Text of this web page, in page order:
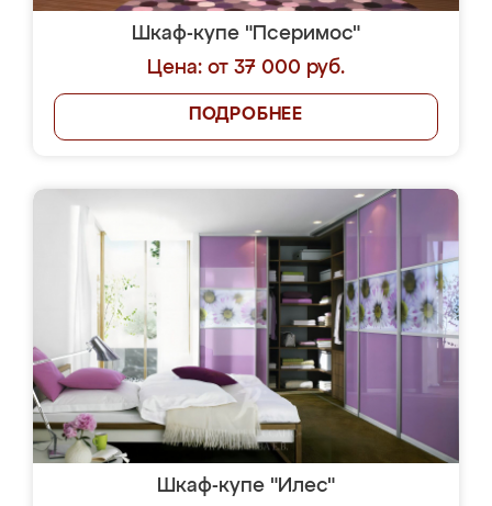
Шкаф-купе "Псеримос"
Цена: от 37 000 руб.
ПОДРОБНЕЕ
Шкаф-купе "Илес"